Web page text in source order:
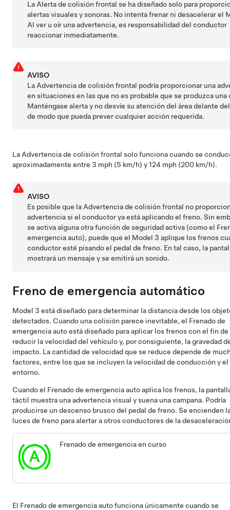
La Alerta de colisión frontal se ha diseñado solo para
alertas visuales y sonoras. No intenta frenar ni desacelerar el
Al ver u oír una advertencia, es responsabilidad del conductor
reaccionar inmediatamente.
AVISO
La Advertencia de colisión frontal podría proporcionar una
en situaciones en las que no es probable que se produzca
Manténgase alerta y no desvíe su atención del área delante
de modo que pueda prever cualquier acción requerida.
La Advertencia de colisión frontal solo funciona cuando se
aproximadamente entre 3 mph (5 km/h) y 124 mph (200 km/h).
AVISO
Es posible que la Advertencia de colisión frontal no
advertencia si el conductor ya está aplicando el freno. Sin
se activa alguna otra función de seguridad activa (como el
emergencia auto), puede que el Model 3 aplique los frenos
conductor esté pisando el pedal de freno. En tal caso, la
mostrará un mensaje y se emitirá un sonido.
Freno de emergencia automático
Model 3 está diseñado para determinar la distancia desde los
detectados. Cuando una colisión parece inevitable, el Frenado de
emergencia auto está diseñado para aplicar los frenos con el fin de
reducir la velocidad del vehículo y, por consiguiente, la gravedad
impacto. La cantidad de velocidad que se reduce depende de
factores, entre los que se incluyen la velocidad de conducción y el
entorno.
Cuando el Frenado de emergencia auto aplica los frenos, la
táctil muestra una advertencia visual y suena una campana. Podría
producirse un descenso brusco del pedal de freno. Se encienden
luces de freno para alertar a otros conductores de la
Frenado de emergencia en curso
El Frenado de emergencia auto funciona únicamente cuando se